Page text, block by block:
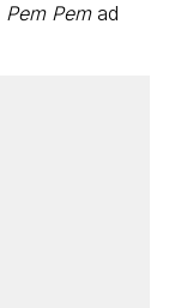
Pem Pemad